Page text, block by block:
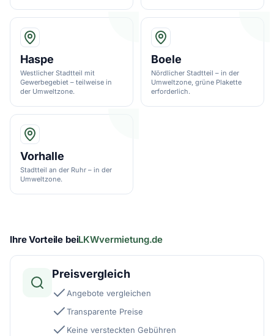
Haspe
Westlicher Stadtteil mit
Gewerbegebiet – teilweise in
der Umweltzone.
Boele
Nördlicher Stadtteil – in der
Umweltzone, grüne Plakette
erforderlich.
Vorhalle
Stadtteil an der Ruhr – in der
Umweltzone.
Ihre Vorteile beiLKWvermietung.de
Preisvergleich
Angebote vergleichen
Transparente Preise
Keine versteckten Gebühren